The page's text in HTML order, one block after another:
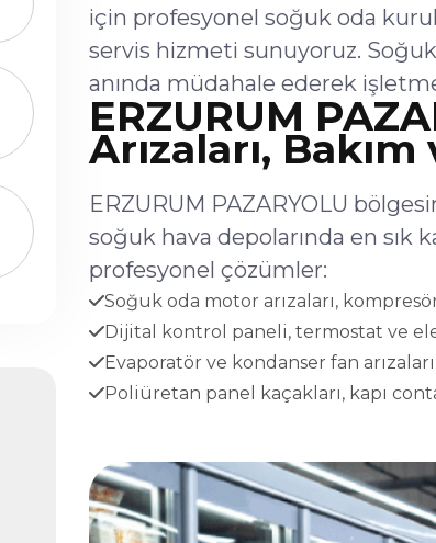
için profesyonel soğuk oda
servis hizmeti sunuyoruz. Soğuk
anında müdahale ederek
ERZURUM
Arızaları,
ERZURUM PAZARYOLU
soğuk hava depolarında en sık
profesyonel çözümler:
Soğuk oda motor arızaları,
Dijital kontrol paneli, termostat ve
Evaporatör ve kondanser fan
Poliüretan panel kaçakları, kapı